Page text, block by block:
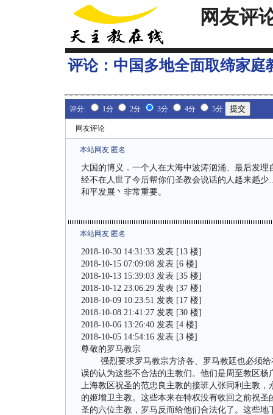
网友评
评论： 中国多地全面取缔家庭
评分: 1分 2分 3分 4分 5分
网友评论
本站网友 匿名
大国的博义．一个人在大海中波涛汹涌、最后发
经不在人世了今后帮你们圣教会说话的人趆来赿
和平发展丶非常重要。
本站网友 匿名
2018-10-30 14:31:33 发表 [13 楼]
2018-10-15 07:09:08 发表 [6 楼]
2018-10-13 15:39:03 发表 [35 楼]
2018-10-12 23:06:29 发表 [37 楼]
2018-10-09 10:23:51 发表 [17 楼]
2018-10-08 21:41:27 发表 [30 楼]
2018-10-06 13:26:40 发表 [4 楼]
2018-10-05 14:54:16 发表 [3 楼]
尊敬的罗马教宗
强烈要求罗马教宗方济各、罗马教廷也必须给
误的认为这些不合法的主教们。他们是周至教区杨
上海教区祝圣的范忠良主教的接班人张同利主教
的姬增卫主教。这些本来在特权没有收回之前祝
圣的六位主教，罗马反而给他们合法化了。这些